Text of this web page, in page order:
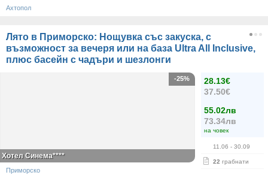
Ахтопол
Лято в Приморско: Нощувка със закуска, с
възможност за вечеря или на база Ultra All Inclusive,
плюс басейн с чадъри и шезлонги
28.13€
37.50€
55.02лв
73.34лв
на човек
11.06 - 30.09
22 грабнати
-25%
Хотел Синема****
Приморско